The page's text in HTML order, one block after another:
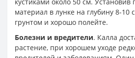
материал в лунке на глубину 8-10
грунтом и хорошо полейте.
Болезни и вредители. Калла
растение, при хорошем уходе